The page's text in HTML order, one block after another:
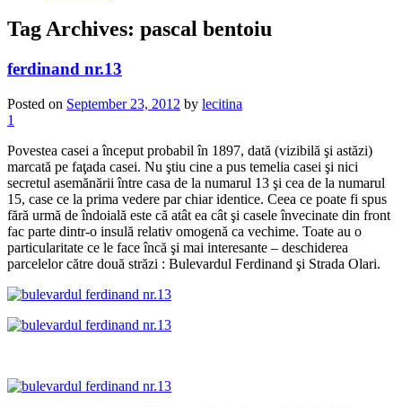
Tag Archives: pascal bentoiu
ferdinand nr.13
Posted on September 23, 2012 by lecitina
1
Povestea casei a început probabil în 1897, dată (vizibilă şi astăzi)
marcată pe faţada casei. Nu ştiu cine a pus temelia casei şi nici
secretul asemănării între casa de la numarul 13 şi cea de la numarul
15, case ce la prima vedere par chiar identice. Ceea ce poate fi spus
fără urmă de îndoială este că atât ea cât şi casele învecinate din front
fac parte dintr-o insulă relativ omogenă ca vechime. Toate au o
particularitate ce le face încă şi mai interesante – deschiderea
parcelelor către două străzi : Bulevardul Ferdinand şi Strada Olari.